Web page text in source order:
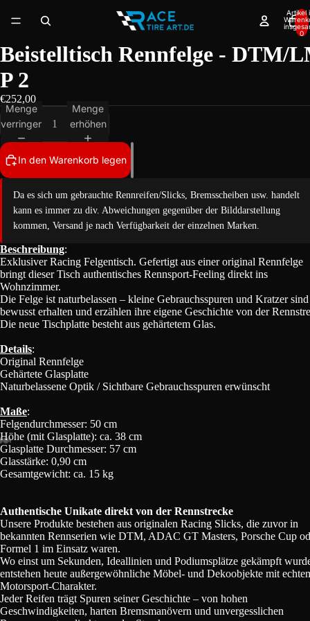
Artikel
0
Bild
im
öffnen
Bild
im
öffnen
Bild
im
öffnen
Bild
im
öffnen
Bild
im
öffnen
Beistelltisch Rennfelge - DTM/
P 2
€252,00
Menge
verringern
Menge
erhöhen
In den Warenkorb legen
Da es sich um gebrauchte Rennreifen/Slicks, Bremsscheiben usw. handelt
kann es immer zu div. Abweichungen gegenüber der Bilddarstellung
kommen, Versand je nach Verfügbarkeit der einzelnen Marken.
Beschreibung:
Exklusiver Racing Felgentisch. Gefertigt aus einer original Rennfelge
bringt dieser Tisch authentisches Rennsport-Feeling direkt ins
Wohnzimmer.
Die Felge ist naturbelassen – kleine Gebrauchsspuren und Kratzer sind
bewusst erhalten und erzählen ihre eigene Geschichte von der
Die neue Tischplatte besteht aus gehärtetem Glas.
Details:
Original Rennfelge
Gehärtete Glasplatte
Naturbelassene Optik / Sichtbare Gebrauchsspuren erwünscht
Maße:
Felgendurchmesser: 50 cm
Höhe (mit Glasplatte): ca. 38 cm
Glasplatte Durchmesser: 57 cm
Glasstärke: 0,90 cm
Gesamtgewicht: ca. 15 kg
Authentische Unikate direkt von der Rennstrecke
Unsere Produkte bestehen aus originalen Racing Slicks, die zuvor in
bekannten Rennserien wie DTM, ADAC GT Masters, Porsche Cup
Formel 1 im Einsatz waren.
Wo einst um Sekunden, Ideallinien und Podiumsplätze gekämpft
entstehen heute außergewöhnliche Möbel- und Dekoobjekte mit
Motorsport-Charakter.
Jeder Reifen trägt Spuren seiner Geschichte – von hohen
Geschwindigkeiten, harten Bremsmanövern und unvergesslichen